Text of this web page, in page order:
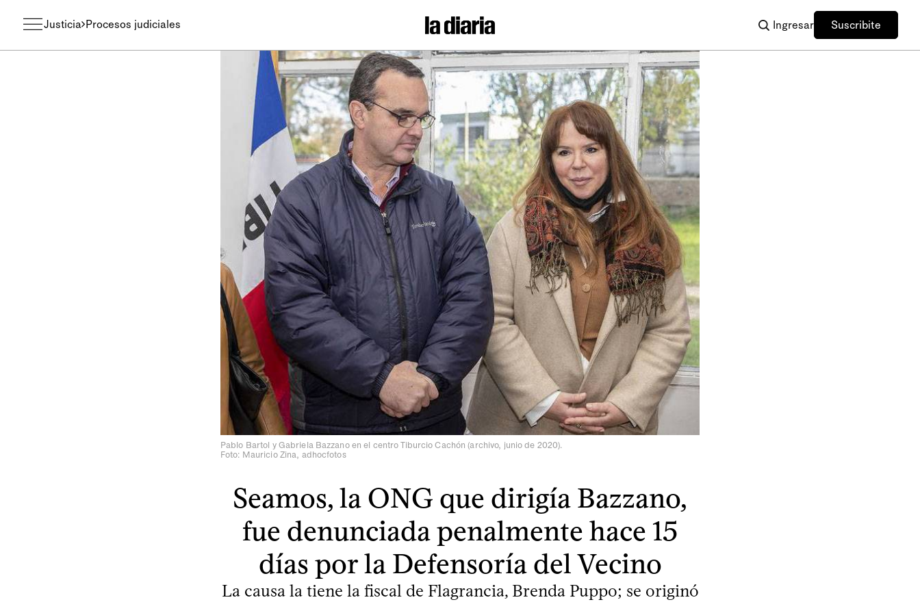
Justicia Procesos judiciales Ingresar Suscribite
Pablo Bartol y Gabriela Bazzano en el centro Tiburcio Cachón (archivo, junio de 2020).
Foto: Mauricio Zina, adhocfotos
Seamos, la ONG que dirigía Bazzano,
fue denunciada penalmente hace 15
días por la Defensoría del Vecino
La causa la tiene la fiscal de Flagrancia, Brenda Puppo; se originó